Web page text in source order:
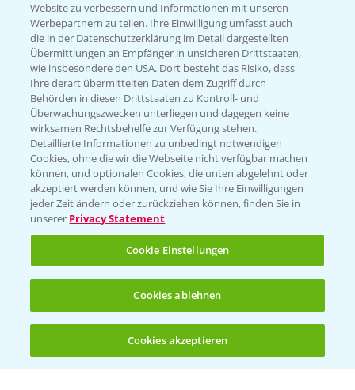
(noch 4)
KONTAKT
Hilfe in Notfällen
T.+49 (0)214/30-20220
Folgen Sie uns
Allgemeine Nutzungsbedingungen
Datenschutzerklärung
Website zu verbessern und Informationen mit unseren
Werbepartnern zu teilen. Ihre Einwilligung umfasst auch
die in der Datenschutzerklärung im Detail dargestellten
Übermittlungen an Empfänger in unsicheren Drittstaaten,
wie insbesondere den USA. Dort besteht das Risiko, dass
Ihre derart übermittelten Daten dem Zugriff durch
Behörden in diesen Drittstaaten zu Kontroll- und
Überwachungszwecken unterliegen und dagegen keine
wirksamen Rechtsbehelfe zur Verfügung stehen.
Detaillierte Informationen zu unbedingt notwendigen
Cookies, ohne die wir die Webseite nicht verfügbar machen
können, und optionalen Cookies, die unten abgelehnt oder
akzeptiert werden können, und wie Sie Ihre Einwilligungen
jeder Zeit ändern oder zurückziehen können, finden Sie in
unserer Privacy Statement
Cookie Einstellungen
Cookies ablehnen
Cookies akzeptieren